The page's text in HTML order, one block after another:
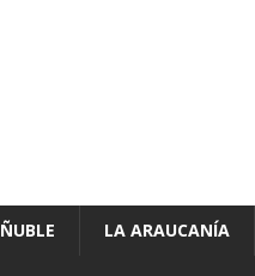
ÑUBLE LA ARAUCANÍA